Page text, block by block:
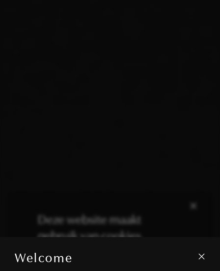
Welcome
×
Deze website maakt
gebruik van cookies.
We gebruiken cookies om inhoud en